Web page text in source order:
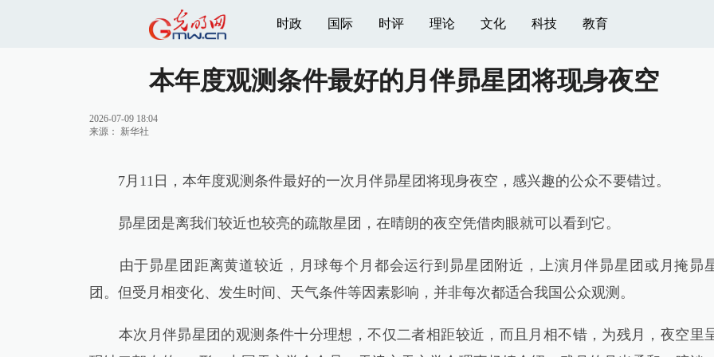
时政 国际 时评 理论 文化 科技 教育
本年度观测条件最好的月伴昴星团将现身夜空
2026-07-09 18:04
来源： 新华社
7月11日，本年度观测条件最好的一次月伴昴星团将现身夜空，感兴趣的公众不要错过。
昴星团是离我们较近也较亮的疏散星团，在晴朗的夜空凭借肉眼就可以看到它。
由于昴星团距离黄道较近，月球每个月都会运行到昴星团附近，上演月伴昴星团或月掩昴
团。但受月相变化、发生时间、天气条件等因素影响，并非每次都适合我国公众观测。
本次月伴昴星团的观测条件十分理想，不仅二者相距较近，而且月相不错，为残月，夜空里